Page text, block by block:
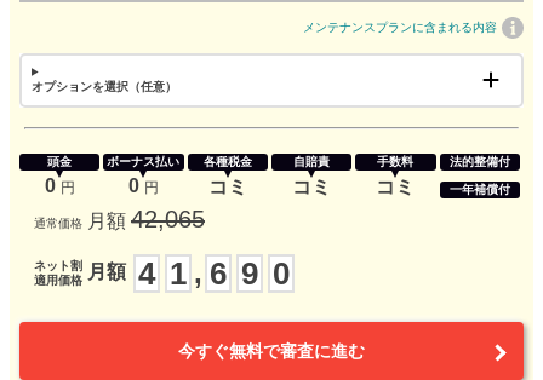
メンテナンスプランに含まれる内容
オプションを選択（任意）
頭金
0 円
ボーナス払い
0 円
各種税金
コミ
自賠責
コミ
手数料
コミ
法的整備付
一年補償付
通常価格 月額 42,065
ネット割
適用価格
月額 4 1 , 6 9 0
今すぐ無料で審査に進む